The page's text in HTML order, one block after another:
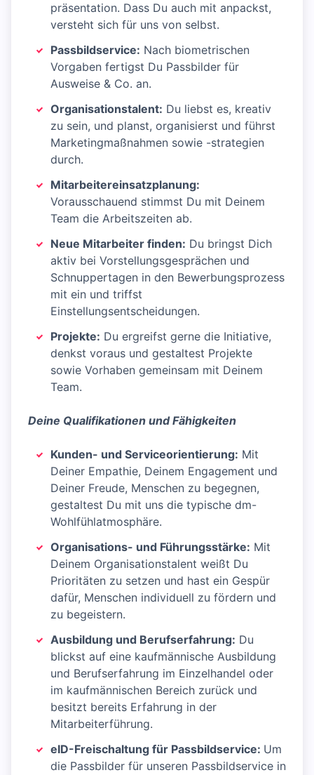
präsentation. Dass Du auch mit anpackst,
versteht sich für uns von selbst.
Passbildservice: Nach biometrischen
Vorgaben fertigst Du Passbilder für
Ausweise & Co. an.
Organisationstalent: Du liebst es, kreativ
zu sein, und planst, organisierst und führst
Marketingmaßnahmen sowie -strategien
durch.
Mitarbeitereinsatzplanung:
Vorausschauend stimmst Du mit Deinem
Team die Arbeitszeiten ab.
Neue Mitarbeiter finden: Du bringst Dich
aktiv bei Vorstellungsgesprächen und
Schnuppertagen in den Bewerbungsprozess
mit ein und triffst
Einstellungsentscheidungen.
Projekte: Du ergreifst gerne die Initiative,
denkst voraus und gestaltest Projekte
sowie Vorhaben gemeinsam mit Deinem
Team.
Deine Qualifikationen und Fähigkeiten
Kunden- und Serviceorientierung: Mit
Deiner Empathie, Deinem Engagement und
Deiner Freude, Menschen zu begegnen,
gestaltest Du mit uns die typische dm-
Wohlfühlatmosphäre.
Organisations- und Führungsstärke: Mit
Deinem Organisationstalent weißt Du
Prioritäten zu setzen und hast ein Gespür
dafür, Menschen individuell zu fördern und
zu begeistern.
Ausbildung und Berufserfahrung: Du
blickst auf eine kaufmännische Ausbildung
und Berufserfahrung im Einzelhandel oder
im kaufmännischen Bereich zurück und
besitzt bereits Erfahrung in der
Mitarbeiterführung.
eID-Freischaltung für Passbildservice: Um
die Passbilder für unseren Passbildservice in